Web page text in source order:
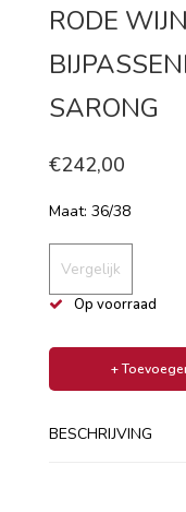
RODE
SARONG
€242,00
Maat: 36/38
Vergelijk
Op voorraad
+
BESCHRIJVING